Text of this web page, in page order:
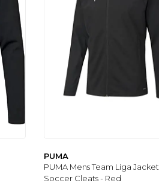
PUMA
PUMA Mens Team Liga Jacket
Soccer Cleats - Red